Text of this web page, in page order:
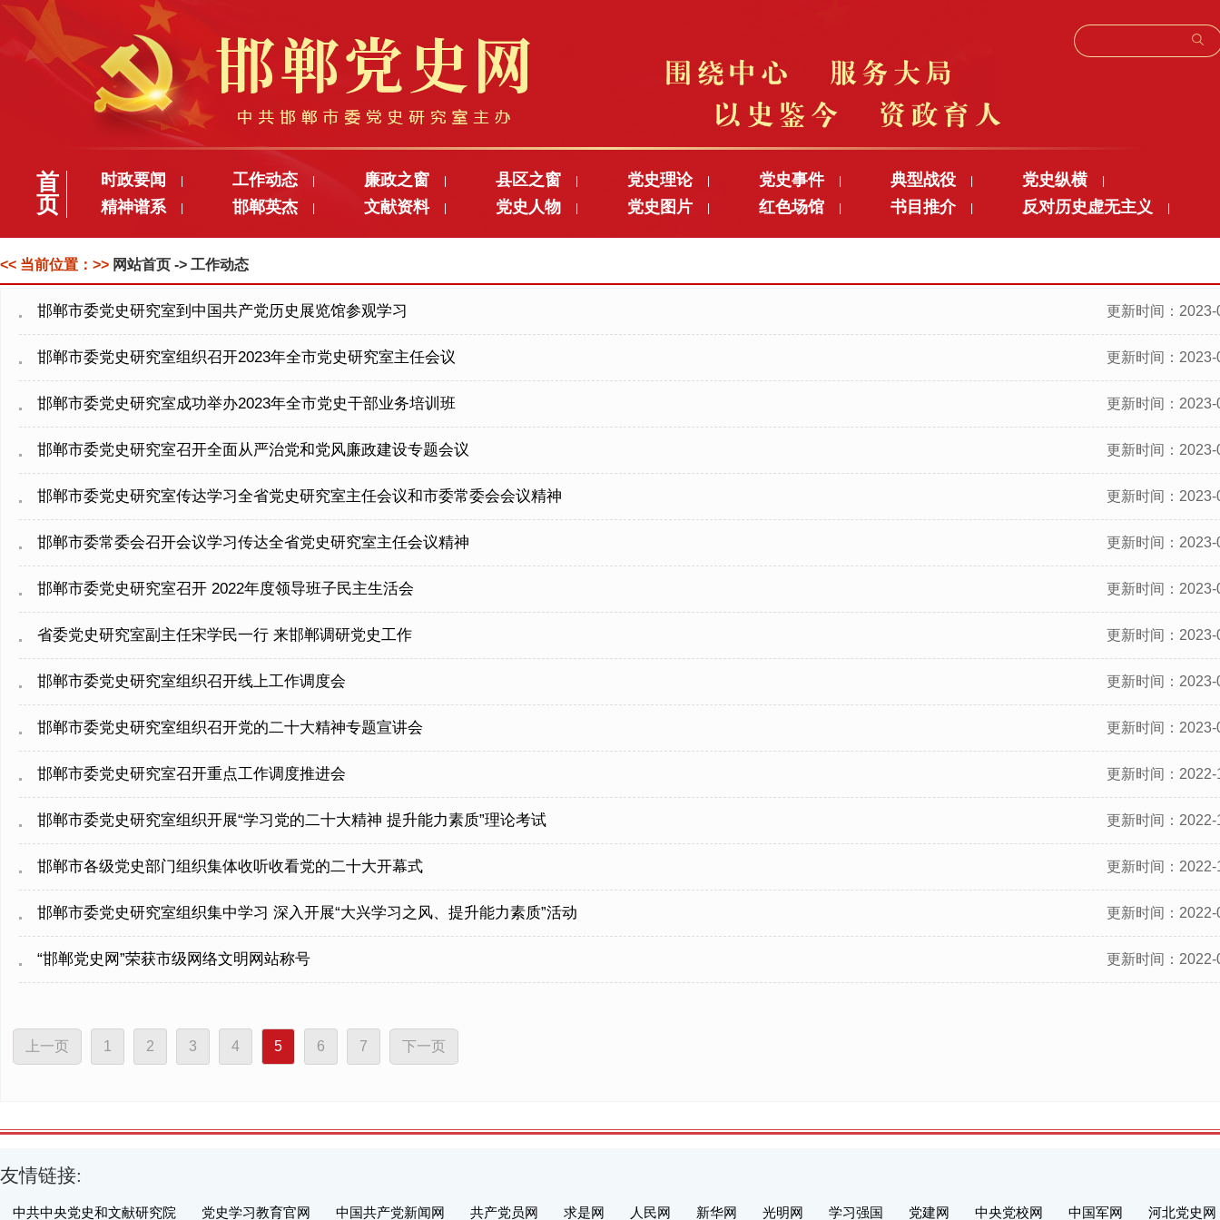
首
页
时政要闻 工作动态 廉政之窗 县区之窗 党史理论 党史事件 典型战役 党史纵横
精神谱系 邯郸英杰 文献资料 党史人物 党史图片 红色场馆 书目推介 反对历史虚无主义
<< 当前位置：>> 网站首页 -> 工作动态
​邯郸市委党史研究室到中国共产党历史展览馆参观学习 更新时间：2023-
邯郸市委党史研究室组织召开2023年全市党史研究室主任会议 更新时间：2023-
邯郸市委党史研究室成功举办2023年全市党史干部业务培训班 更新时间：2023-
邯郸市委党史研究室召开全面从严治党和党风廉政建设专题会议 更新时间：2023-
​邯郸市委党史研究室传达学习全省党史研究室主任会议和市委常委会会议精神 更新时间：2023-
​邯郸市委常委会召开会议学习传达全省党史研究室主任会议精神 更新时间：2023-
邯郸市委党史研究室召开 2022年度领导班子民主生活会 更新时间：2023-
省委党史研究室副主任宋学民一行 来邯郸调研党史工作 更新时间：2023-
​邯郸市委党史研究室组织召开线上工作调度会 更新时间：2023-
​邯郸市委党史研究室组织召开党的二十大精神专题宣讲会 更新时间：2023-
​邯郸市委党史研究室召开重点工作调度推进会 更新时间：2022-
​邯郸市委党史研究室组织开展“学习党的二十大精神 提升能力素质”理论考试 更新时间：2022-
​邯郸市各级党史部门组织集体收听收看党的二十大开幕式 更新时间：2022-
​邯郸市委党史研究室组织集中学习 深入开展“大兴学习之风、提升能力素质”活动 更新时间：2022-
“邯郸党史网”荣获市级网络文明网站称号 更新时间：2022-
上一页 1 2 3 4 5 6 7 下一页
友情链接:
中共中央党史和文献研究院 党史学习教育官网 中国共产党新闻网 共产党员网 求是网 人民网 新华网 光明网 学习强国 党建网 中央党校网 中国军网 河北党史网